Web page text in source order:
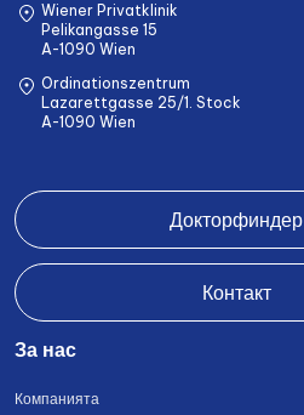
Wiener Privatklinik
Pelikangasse 15
A-1090 Wien
Ordinationszentrum
Lazarettgasse 25/1. Stock
A-1090 Wien
Докторфиндер
Контакт
За нас
Компанията